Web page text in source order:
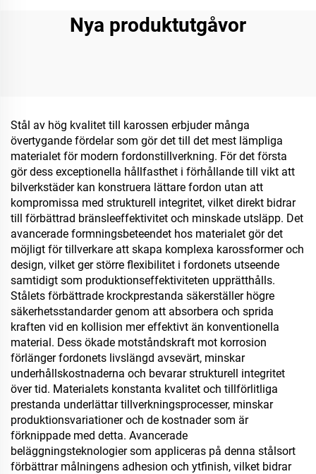
Nya produktutgåvor
Stål av hög kvalitet till karossen erbjuder många
övertygande fördelar som gör det till det mest lämpliga
materialet för modern fordonstillverkning. För det första
gör dess exceptionella hållfasthet i förhållande till vikt att
bilverkstäder kan konstruera lättare fordon utan att
kompromissa med strukturell integritet, vilket direkt bidrar
till förbättrad bränsleeffektivitet och minskade utsläpp. Det
avancerade formningsbeteendet hos materialet gör det
möjligt för tillverkare att skapa komplexa karossformer och
design, vilket ger större flexibilitet i fordonets utseende
samtidigt som produktionseffektiviteten upprätthålls.
Stålets förbättrade krockprestanda säkerställer högre
säkerhetsstandarder genom att absorbera och sprida
kraften vid en kollision mer effektivt än konventionella
material. Dess ökade motståndskraft mot korrosion
förlänger fordonets livslängd avsevärt, minskar
underhållskostnaderna och bevarar strukturell integritet
över tid. Materialets konstanta kvalitet och tillförlitliga
prestanda underlättar tillverkningsprocesser, minskar
produktionsvariationer och de kostnader som är
förknippade med detta. Avancerade
beläggningsteknologier som appliceras på denna stålsort
förbättrar målningens adhesion och ytfinish, vilket bidrar